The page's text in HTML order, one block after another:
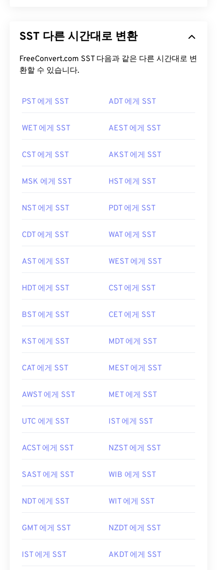
SST 다른 시간대로 변환
FreeConvert.com SST 다음과 같은 다른 시간대로 변
환할 수 있습니다.
PST 에게 SST ADT 에게 SST
WET 에게 SST AEST 에게 SST
CST 에게 SST AKST 에게 SST
MSK 에게 SST HST 에게 SST
NST 에게 SST PDT 에게 SST
CDT 에게 SST WAT 에게 SST
AST 에게 SST WEST 에게 SST
HDT 에게 SST CST 에게 SST
BST 에게 SST CET 에게 SST
KST 에게 SST MDT 에게 SST
CAT 에게 SST MEST 에게 SST
AWST 에게 SST MET 에게 SST
UTC 에게 SST IST 에게 SST
ACST 에게 SST NZST 에게 SST
SAST 에게 SST WIB 에게 SST
NDT 에게 SST WIT 에게 SST
GMT 에게 SST NZDT 에게 SST
IST 에게 SST AKDT 에게 SST